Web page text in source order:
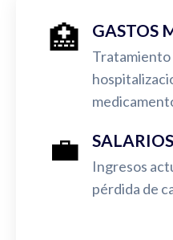
🏥 GASTOS
💼
Ingresos
pérdida de